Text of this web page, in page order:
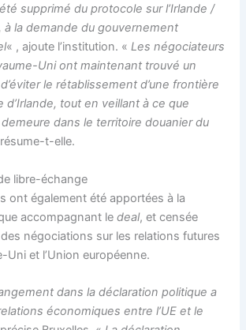
supprimé du protocole sur l’Irlande /
à la demande du gouvernement
« , ajoute l’institution. «Les négociateurs
Uni ont maintenant trouvé un
le rétablissement d’une frontière
d’Irlande, tout en veillant à ce que
demeure dans le territoire douanier du
t-elle.
libre-échange
ont également été apportées à la
accompagnant ledeal, et censée
négociations sur les relations futures
Uni et l’Union européenne.
dans la déclaration politique a
économiques entre l’UE et le